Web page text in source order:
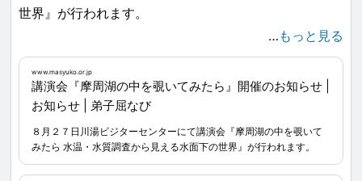
世界』が行われます。
高い透明度を誇る摩周湖は、阿寒摩周国立公園を代表す
る景勝地として知られています。
その一方で、気候変動や人間活動に伴い大気中に排出さ
り、水温・水質調査が毎年継続的に行われています。
今回の講演では、摩周湖の水温・水質調査に長年どのよ
… もっと見る
www.masyuko.or.jp
講演会『摩周湖の中を覗いてみたら』開催のお知らせ |
お知らせ | 弟子屈なび
８月２７日川湯ビジターセンターにて講演会『摩周湖の中を覗いて
みたら 水温・水質調査から見える水面下の世界』が行われます。